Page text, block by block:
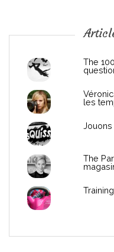
n
The
les
Jouons
The